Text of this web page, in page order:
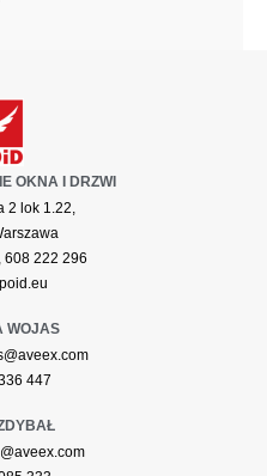
OKNA I DRZWI
2 lok 1.22,
608 222 296
WOJAS
447